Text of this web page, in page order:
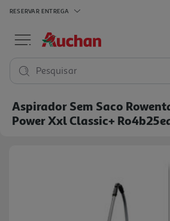
RESERVAR ENTREGA
Pesquisar
Aspirador Sem Saco
Power Xxl Classic+